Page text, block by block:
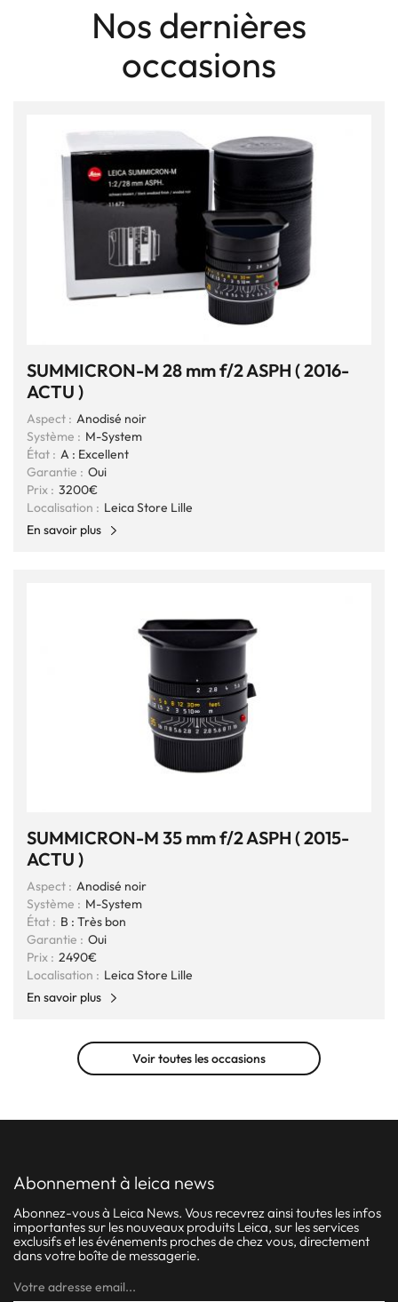
Nos dernières
occasions
SUMMICRON-M 28 mm f/2 ASPH ( 2016-
ACTU )
Aspect : Anodisé noir
Système : M-System
État : A : Excellent
Garantie : Oui
Prix : 3200€
Localisation : Leica Store Lille
En savoir plus
SUMMICRON-M 35 mm f/2 ASPH ( 2015-
ACTU )
Aspect : Anodisé noir
Système : M-System
État : B : Très bon
Garantie : Oui
Prix : 2490€
Localisation : Leica Store Lille
En savoir plus
Voir toutes les occasions
abonnement à leica news
Abonnez-vous à Leica News. Vous recevrez ainsi toutes les infos
importantes sur les nouveaux produits Leica, sur les services
exclusifs et les événements proches de chez vous, directement
dans votre boîte de messagerie.